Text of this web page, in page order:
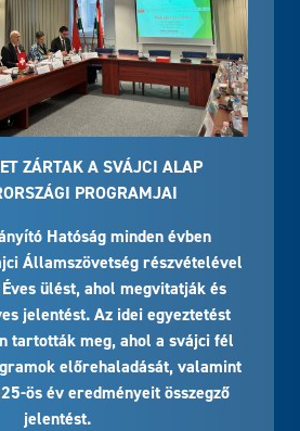
ZÁRTAK A SVÁJCI ALAP
PROGRAMJAI
Hatóság minden évben
Államszövetség részvételével
ülést, ahol megvitatják és
jelentést. Az idei egyeztetést
tartották meg, ahol a svájci fél
előrehaladását, valamint
ös év eredményeit összegző
jelentést.